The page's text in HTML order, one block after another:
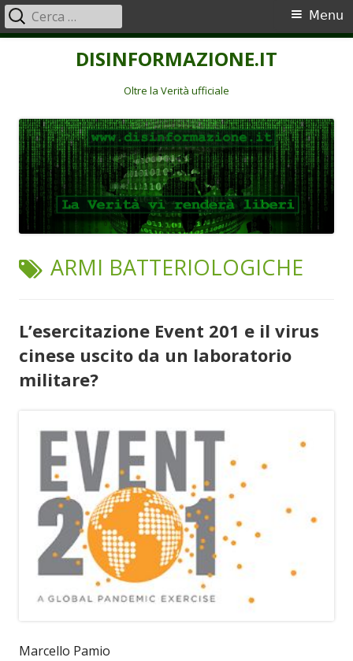
DISINFORMAZIONE.IT
Oltre la Verità ufficiale
Menu
principale
Menu
Ricerca
per:
TAG:
ARMI BATTERIOLOGICHE
L’esercitazione Event 201 e il virus
cinese uscito da un laboratorio
militare?
Marcello Pamio